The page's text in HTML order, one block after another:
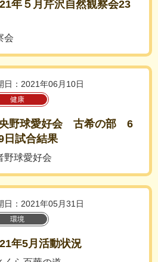
年５月芹沢自然観察会23
会
日：2021年06月10日
健康
野球愛好会 古希の部 6
日試合結果
野球愛好会
日：2021年05月31日
環境
年5月活動状況